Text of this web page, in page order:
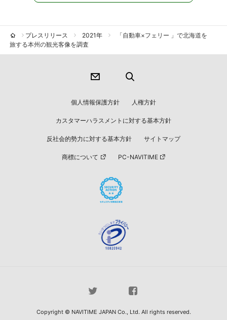
プレスリリース 2021年
「自動車×フェリー 」で北海道を
旅する本州の観光客像を調査
個人情報保護方針 人権方針
カスタマーハラスメントに対する基本方針
反社会的勢力に対する基本方針 サイトマップ
商標について PC-NAVITIME
Copyright © NAVITIME JAPAN Co., Ltd. All rights reserved.